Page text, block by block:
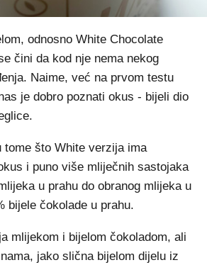
odnosno White Chocolate
čini da kod nje nema nekog
Naime, već na prvom testu
je dobro poznati okus - bijeli dio
tome što White verzija ima
i puno više mliječnih sastojaka
u prahu do obranog mlijeka u
bijele čokolade u prahu.
mlijekom i bijelom čokoladom, ali
jako slična bijelom dijelu iz